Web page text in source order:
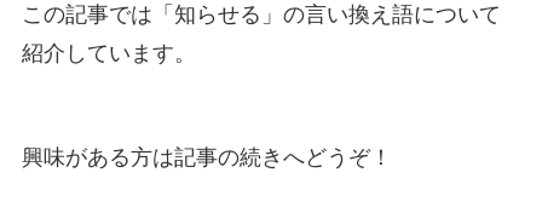
この記事では「知らせる」の言い換え語について
紹介しています。
興味がある方は記事の続きへどうぞ！